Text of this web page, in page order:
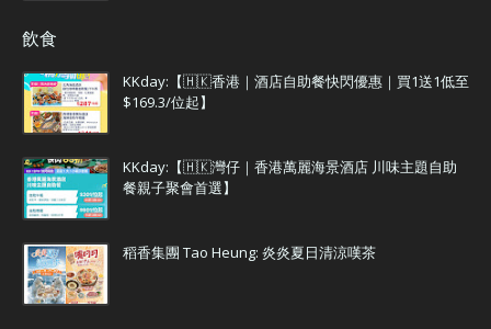
飲食
KKday:【🇭🇰香港｜酒店自助餐快閃優惠｜買1送1低至
$169.3/位起】
KKday:【🇭🇰灣仔｜香港萬麗海景酒店 川味主題自助
餐親子聚會首選】
稻香集團 Tao Heung: 炎炎夏日清涼嘆茶